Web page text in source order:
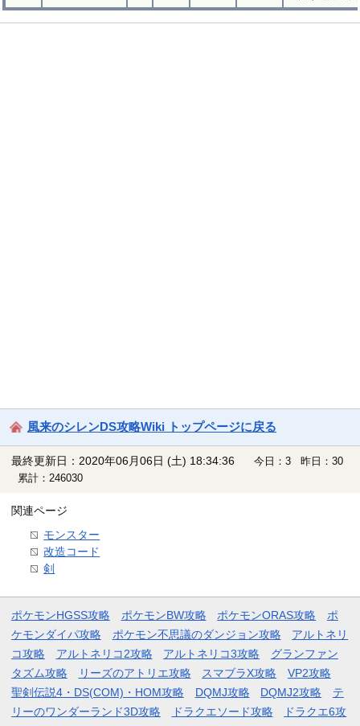
風来のシレンDS攻略Wiki トップページに戻る
最終更新日：2020年06月06日 (土) 18:34:36
今日：3 昨日：30
累計：246030
関連ページ
モンスター
改造コード
剣
ポケモンHGSS攻略 ポケモンBW攻略 ポケモンORAS攻略
ポ
ケモンダイパ攻略
ポケモン不思議のダンジョン攻略
アルトネリ
コ攻略
アルトネリコ2攻略 アルトネリコ3攻略
グランファン
タズム攻略
リーズのアトリエ攻略 スマブラX攻略
VP2攻略
聖剣伝説4・DS(COM)・HOM攻略
DQMJ攻略 DQMJ2攻略
テ
リーのワンダーランド3D攻略
ドラクエソード攻略
ドラクエ6攻